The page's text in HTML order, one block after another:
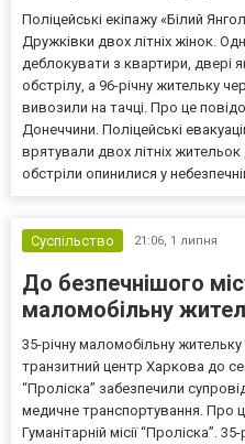
Поліцейські екіпажу «Білий
Дружківки двох літніх жінок.
деблокувати з квартири, двері
обстрілу, а 96-річну жительку
вивозили на тачці. Про це
Донеччини. Поліцейські
врятували двох літніх жительок
обстріли опинилися у
Суспільство 21:06, 1 липня
До безпечнішого
маломобільну
35-річну маломобільну
транзитний центр Харкова до
“Проліска” забезпечили
медичне транспортування. Про
Гуманітарній місії “Проліска”.